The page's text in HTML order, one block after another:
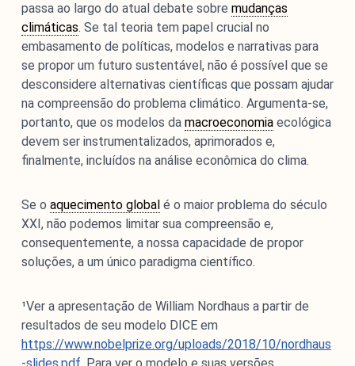
passa ao largo do atual debate sobre mudanças
climáticas. Se tal teoria tem papel crucial no
embasamento de políticas, modelos e narrativas para
se propor um futuro sustentável, não é possível que se
desconsidere alternativas científicas que possam ajudar
na compreensão do problema climático. Argumenta-se,
portanto, que os modelos da macroeconomiaecológica
devem ser instrumentalizados, aprimorados e,
finalmente, incluídos na análise econômica do clima.
Se o aquecimento globalé o maior problema do século
XXI, não podemos limitar sua compreensão e,
consequentemente, a nossa capacidade de propor
soluções, a um único paradigma científico.
¹Ver a apresentação de William Nordhaus a partir de
resultados de seu modelo DICE em
https://www.nobelprize.org/uploads/2018/10/nordhaus